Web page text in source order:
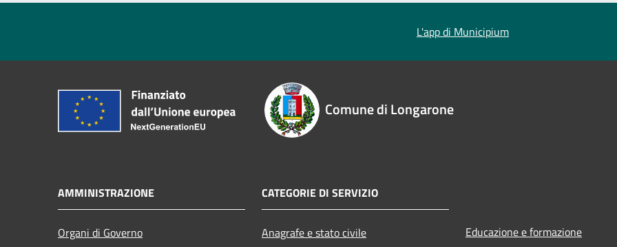
L'app di Municipium
Comune di Longarone
AMMINISTRAZIONE
Organi di Governo
CATEGORIE DI SERVIZIO
Anagrafe e stato civile
Educazione e formazione